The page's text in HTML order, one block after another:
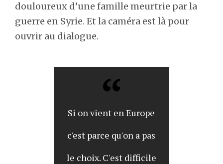
douloureux d’une famille meurtrie par la
guerre en Syrie. Et la caméra est là pour
ouvrir au dialogue.
Si on vient en Europe
c'est parce qu'on a pas
le choix. C'est difficile